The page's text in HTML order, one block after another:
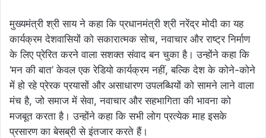
मुख्यमंत्री श्री साय ने कहा कि प्रधानमंत्री श्री नरेंद्र मोदी का यह
कार्यक्रम देशवासियों को सकारात्मक सोच, नवाचार और राष्ट्र निर्माण
के लिए प्रेरित करने वाला सशक्त संवाद बन चुका है। उन्होंने कहा कि
‘मन की बात’ केवल एक रेडियो कार्यक्रम नहीं, बल्कि देश के कोने-कोने
में हो रहे प्रेरक प्रयासों और असाधारण उपलब्धियों को सामने लाने वाला
मंच है, जो समाज में सेवा, नवाचार और सहभागिता की भावना को
मजबूत करता है। उन्होंने कहा कि सभी लोग प्रत्येक माह इसके
प्रसारण का बेसब्री से इंतजार करते हैं।